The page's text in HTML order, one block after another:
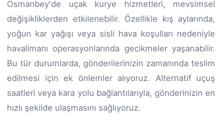
Osmanbey'de uçak kurye hizmetleri, mevsimsel
değişikliklerden etkilenebilir. Özellikle kış aylarında,
yoğun kar yağışı veya sisli hava koşulları nedeniyle
havalimanı operasyonlarında gecikmeler yaşanabilir.
Bu tür durumlarda, gönderilerinizin zamanında teslim
edilmesi için ek önlemler alıyoruz. Alternatif uçuş
saatleri veya kara yolu bağlantılarıyla, gönderinizin en
hızlı şekilde ulaşmasını sağlıyoruz.